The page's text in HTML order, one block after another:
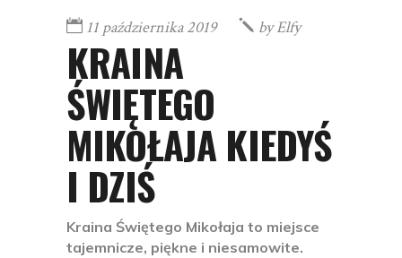
11 października 2019 byElfy
KRAINA
ŚWIĘTEGO
MIKOŁAJA KIEDYŚ
I DZIŚ
Kraina Świętego Mikołaja to miejsce
tajemnicze, piękne i niesamowite.